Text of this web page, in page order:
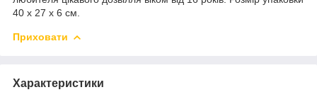
40 х 27 х 6 см.
Приховати
Характеристики